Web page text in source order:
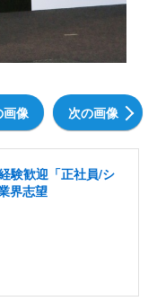
画像 次の画像
験歓迎「正社員/シ
界志望